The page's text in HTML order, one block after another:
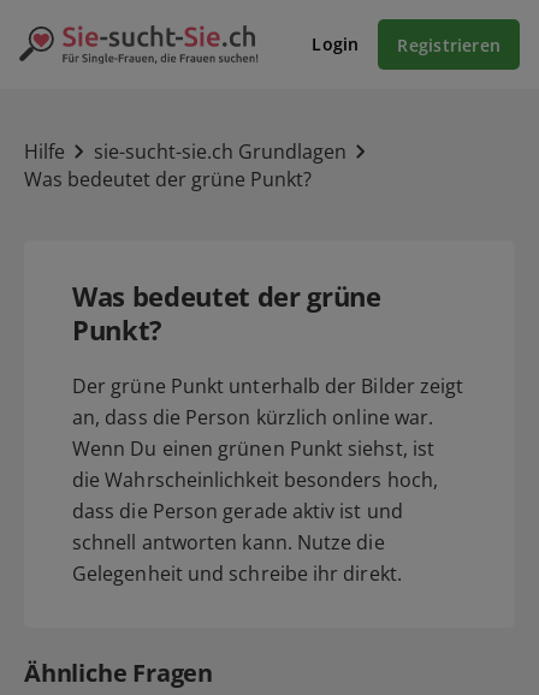
Login Registrieren
Hilfe
sie-sucht-sie.ch Grundlagen
Was bedeutet der grüne Punkt?
Was bedeutet der grüne
Punkt?
Der grüne Punkt unterhalb der Bilder zeigt
an, dass die Person kürzlich online war.
Wenn Du einen grünen Punkt siehst, ist
die Wahrscheinlichkeit besonders hoch,
dass die Person gerade aktiv ist und
schnell antworten kann. Nutze die
Gelegenheit und schreibe ihr direkt.
Ähnliche Fragen